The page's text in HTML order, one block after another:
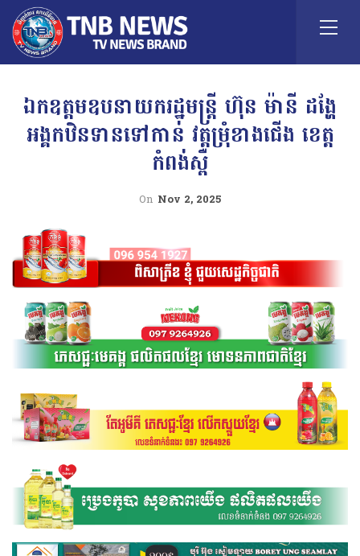
ឯកឧត្តមឧបនាយករដ្ឋមន្ត្រី ហ៊ុន ម៉ានី ដង្ហែ
អង្គកឋិនទានទៅកាន់ វត្តម្រុំខាងជើង ខេត្ត
កំពង់ស្ពឺ
On Nov 2, 2025